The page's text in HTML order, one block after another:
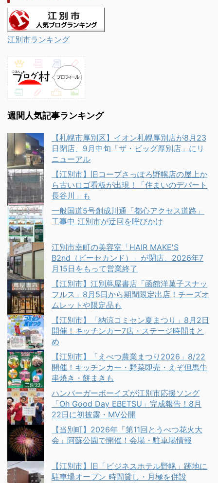
江別市ランキング
週間人気記事ランキング
【札幌市厚別区】イオン札幌厚別店が8月23
日閉店、9月中旬「ザ・ビッグ厚別店」にリ
ニューアル
【江別市】旧コープさっぽろ野幌店の屋上か
ら古いロゴ看板が出現！「住まいのデパート
長谷川」も
一般国道5号創成川通「都心アクセス道路」
工事中 江別市が迂回を呼びかけ
江別市幸町の美容室「HAIR MAKE'S
B2nd（ビーセカンド）」が閉店、2026年7
月15日をもって営業終了
【江別市】江別蔦屋書店「函館洋菓子スナッ
フルス」8月5日から期間限定出店！チーズオ
ムレットや限定品も
【江別市】「納涼コミセン夏まつり」8月2日
開催！キッチンカー7店・ステージ時間まと
め
【江別市】「えべつ農業まつり2026」8/22
開催！キッチンカー・野菜即売・えぞ但馬牛
串焼き・餅まきも
ハンバーガーボーイズが江別市応援ソング
「Oh Good Day EBETSU」完成報告！8月
22日に初披露・MV公開
【当別町】2026年「第11回とうべつ花火大
会」阿蘇公園で開催！会場・駐車場情報
【江別市】旧「ビジネスホテル野幌」跡地に
駐車場オープン 時間貸し・月極を併設